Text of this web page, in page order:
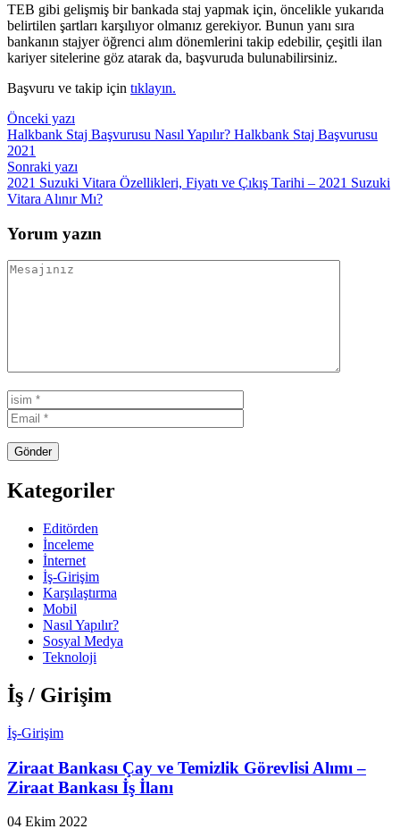
TEB gibi gelişmiş bir bankada staj yapmak için, öncelikle yukarıda
belirtilen şartları karşılıyor olmanız gerekiyor. Bunun yanı sıra
bankanın stajyer öğrenci alım dönemlerini takip edebilir, çeşitli ilan
kariyer sitelerine göz atarak da, başvuruda bulunabilirsiniz.
Başvuru ve takip için tıklayın.
Yazı
gezinmesi
Önceki yazı
Halkbank Staj Başvurusu Nasıl Yapılır? Halkbank Staj Başvurusu
2021
Sonraki yazı
2021 Suzuki Vitara Özellikleri, Fiyatı ve Çıkış Tarihi – 2021 Suzuki
Vitara Alınır Mı?
Yorum yazın
Kategoriler
Editörden
İnceleme
İnternet
İş-Girişim
Karşılaştırma
Mobil
Nasıl Yapılır?
Sosyal Medya
Teknoloji
İş / Girişim
İş-Girişim
Ziraat Bankası Çay ve Temizlik Görevlisi Alımı –
Ziraat Bankası İş İlanı
04 Ekim 2022